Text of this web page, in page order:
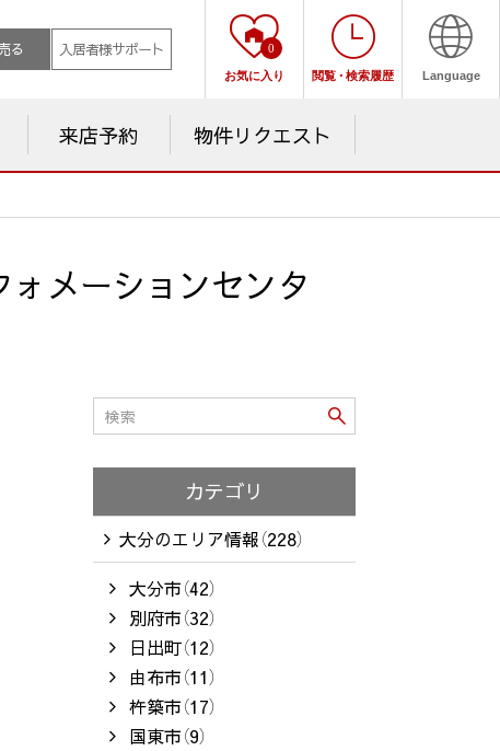
る 入居者様サポート 0
お気に入り 閲覧・ 検索履歴 Language
来店予約 物件リクエスト
ォメーションセンタ
カテゴリ
大分のエリア情報（228）
大分市（42）
別府市（32）
日出町（12）
由布市（11）
杵築市（17）
国東市（9）